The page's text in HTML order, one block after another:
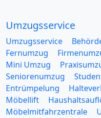
Umzugsservice
Umzugsservice
Fernumzug
Mini Umzug
Seniorenumzug
Entrümpelung
Möbellift
Möbelmitfahrzentrale